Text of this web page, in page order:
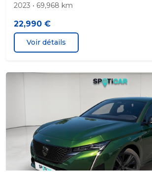
Récupération d énergie au freinage
Régulateur de vitesse
Réservoir principal 44 litres
Rétroviseurs rabattables
Roue de secours roue galette. jante
Sièges AR banquette. 3 places.
rabattables 2/3-1/3
Système anti collision vitesse
activation km/h 10. feux stop actifs.
2023 • 69,968 km
22,990 €
Voir détails